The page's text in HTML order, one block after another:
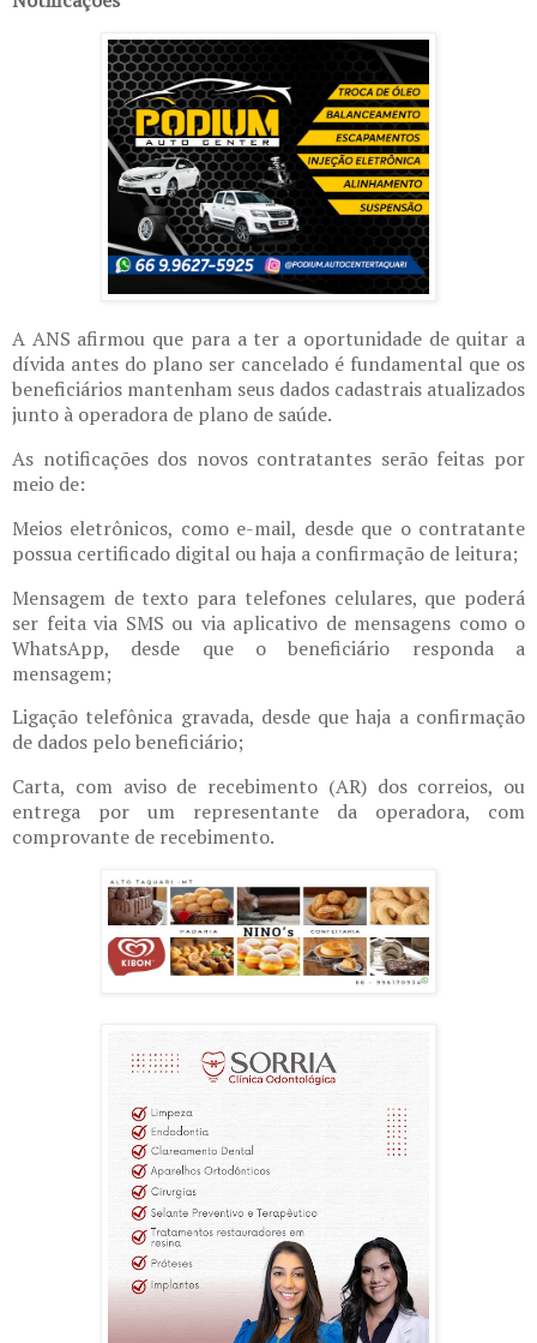
A ANS afirmou que para a ter a oportunidade de quitar a
dívida antes do plano ser cancelado é fundamental que os
beneficiários mantenham seus dados cadastrais atualizados
junto à operadora de plano de saúde.
As notificações dos novos contratantes serão feitas por
meio de:
Meios eletrônicos, como e-mail, desde que o contratante
possua certificado digital ou haja a confirmação de leitura;
Mensagem de texto para telefones celulares, que poderá
ser feita via SMS ou via aplicativo de mensagens como o
WhatsApp, desde que o beneficiário responda a
mensagem;
Ligação telefônica gravada, desde que haja a confirmação
de dados pelo beneficiário;
Carta, com aviso de recebimento (AR) dos correios, ou
entrega por um representante da operadora, com
comprovante de recebimento.